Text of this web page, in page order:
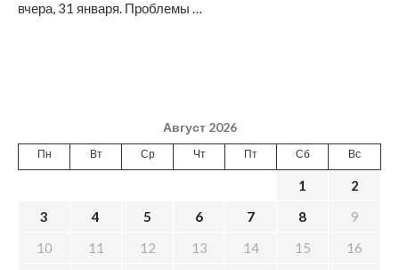
вчера, 31 января. Проблемы …
Август 2026
Пн Вт Ср Чт Пт Сб Вс
1
2
3
4 5 6 7 8
9
10
11 12 13 14 15
16